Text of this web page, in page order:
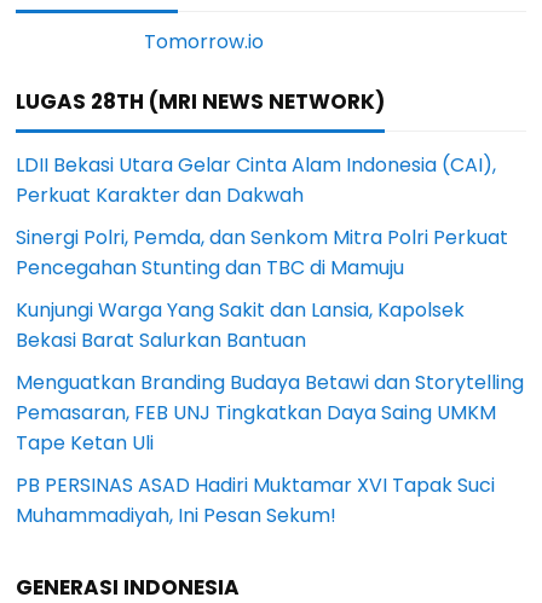
LUGAS 28TH (MRI NEWS NETWORK)
LDII Bekasi Utara Gelar Cinta Alam Indonesia (CAI),
Perkuat Karakter dan Dakwah
Sinergi Polri, Pemda, dan Senkom Mitra Polri Perkuat
Pencegahan Stunting dan TBC di Mamuju
Kunjungi Warga Yang Sakit dan Lansia, Kapolsek
Bekasi Barat Salurkan Bantuan
Menguatkan Branding Budaya Betawi dan Storytelling
Pemasaran, FEB UNJ Tingkatkan Daya Saing UMKM
Tape Ketan Uli
PB PERSINAS ASAD Hadiri Muktamar XVI Tapak Suci
Muhammadiyah, Ini Pesan Sekum!
GENERASI INDONESIA